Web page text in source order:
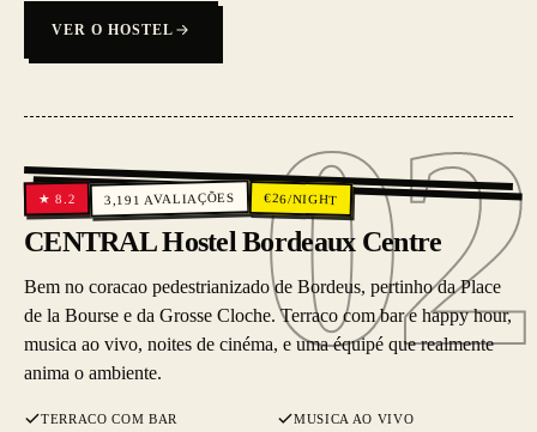
VER O HOSTEL
02
02
★8.2 3,191 AVALIAÇÕES €26/NIGHT
CENTRAL Hostel Bordeaux Centre
Bem no coracao pedestrianizado de Bordeus, pertinho da Place
de la Bourse e da Grosse Cloche. Terraco com bar e happy hour,
musica ao vivo, noites de cinéma, e uma équipé que realmente
anima o ambiente.
TERRACO COM BAR
MUSICA AO VIVO